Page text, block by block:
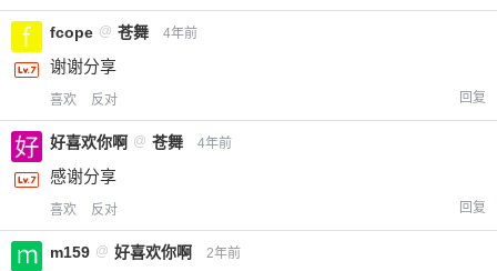
fcope @ 苍舞 4年前
谢谢分享
喜欢 反对 回复
好喜欢你啊 @ 苍舞 4年前
感谢分享
喜欢 反对 回复
m159 @ 好喜欢你啊 2年前